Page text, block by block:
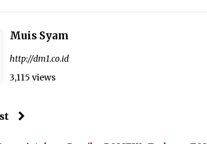
Muis Syam
http://dm1.co.id
3,115 views